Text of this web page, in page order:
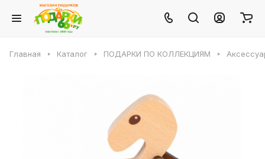
Главная Каталог ПОДАРКИ ПО КОЛЛЕКЦИЯМ